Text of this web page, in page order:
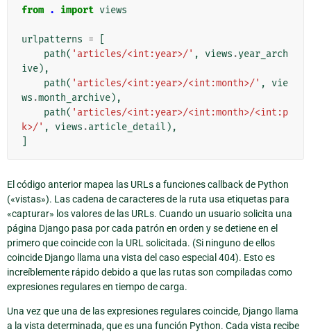
from . import views
urlpatterns =
path( 'articles/<int:year>/' , views .year_arch
ive),
path( 'articles/<int:year>/<int:month>/' ,
vie
ws .month_archive),
path( 'articles/<int:year>/<int:month>/<int:p
k>/' , views .article_detail ),
El código anterior mapea las URLs a funciones callback de Python
(«vistas»). Las cadena de caracteres de la ruta usa etiquetas para
«capturar» los valores de las URLs. Cuando un usuario solicita una
página Django pasa por cada patrón en orden y se detiene en el
primero que coincide con la URL solicitada. (Si ninguno de ellos
coincide Django llama una vista del caso especial 404). Esto es
increíblemente rápido debido a que las rutas son compiladas como
expresiones regulares en tiempo de carga.
Una vez que una de las expresiones regulares coincide, Django llama
a la vista determinada, que es una función Python. Cada vista recibe